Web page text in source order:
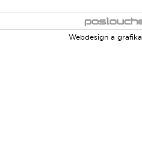
Webdesign a grafika